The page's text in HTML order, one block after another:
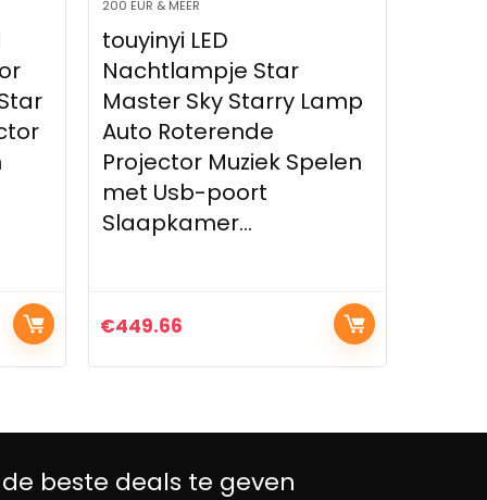
Star
Sky Starry Lamp
Muziek Spelen
poort
Sterrenhemel
Nachtlampje Rotatie
Sterrenhemel
Nachtlampje USB
Opladen voor…
beste deals te geven